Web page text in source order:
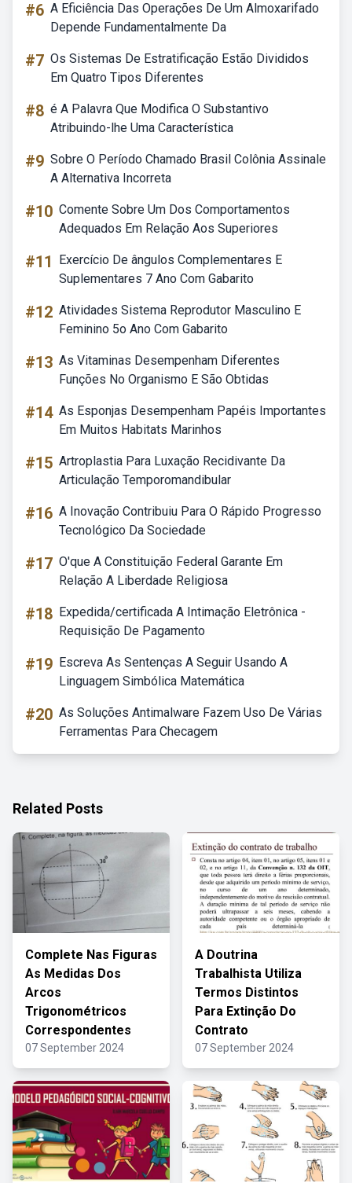
#6 A Eficiência Das Operações De Um Almoxarifado
Depende Fundamentalmente Da
#7 Os Sistemas De Estratificação Estão Divididos
Em Quatro Tipos Diferentes
#8 é A Palavra Que Modifica O Substantivo
Atribuindo-lhe Uma Característica
#9 Sobre O Período Chamado Brasil Colônia Assinale
A Alternativa Incorreta
#10 Comente Sobre Um Dos Comportamentos
Adequados Em Relação Aos Superiores
#11
Exercício De ângulos Complementares E
Suplementares 7 Ano Com Gabarito
#12 Atividades Sistema Reprodutor Masculino E
Feminino 5o Ano Com Gabarito
#13 As Vitaminas Desempenham Diferentes
Funções No Organismo E São Obtidas
#14 As Esponjas Desempenham Papéis Importantes
Em Muitos Habitats Marinhos
#15 Artroplastia Para Luxação Recidivante Da
Articulação Temporomandibular
#16 A Inovação Contribuiu Para O Rápido Progresso
Tecnológico Da Sociedade
#17 O'que A Constituição Federal Garante Em
Relação A Liberdade Religiosa
#18 Expedida/certificada A Intimação Eletrônica -
Requisição De Pagamento
#19 Escreva As Sentenças A Seguir Usando A
Linguagem Simbólica Matemática
#20 As Soluções Antimalware Fazem Uso De Várias
Ferramentas Para Checagem
Related Posts
Complete Nas Figuras
As Medidas Dos
Arcos
Trigonométricos
Correspondentes
07 September 2024
A Doutrina
Trabalhista Utiliza
Termos Distintos
Para Extinção Do
Contrato
07 September 2024